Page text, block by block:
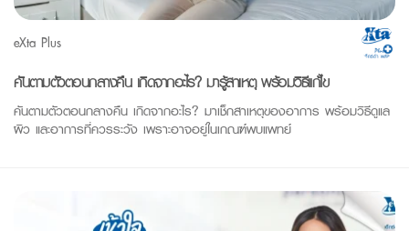
eXta Plus
คันตามตัวตอนกลางคืน เกิดจากอะไร? มารู้สาเหตุ พร้อมวิธีแก้ไข
คันตามตัวตอนกลางคืน เกิดจากอะไร? มาเช็กสาเหตุของอาการ พร้อมวิธีดูแล
ผิว และอาการที่ควรระวัง เพราะอาจอยู่ในเกณฑ์พบแพทย์